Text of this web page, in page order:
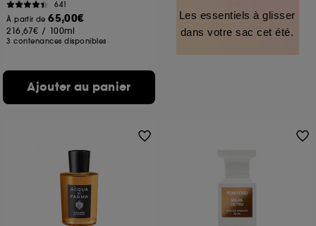
641
À partir de65,00€
216,67€ / 100ml
3 contenances disponibles
Ajouter au panier
Les essentiels à glisser
dans votre sac cet été.